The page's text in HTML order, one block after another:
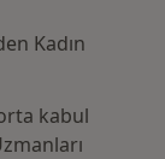
Kadın
kabul